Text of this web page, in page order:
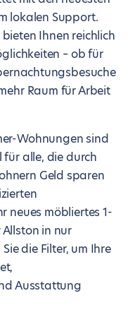
lokalen Support.
Ihnen reichlich
– ob für
Raum für Arbeit
Wohnungen sind
alle, die durch
Geld sparen
neues möbliertes 1-
in nur
die Filter, um Ihre
Ausstattung